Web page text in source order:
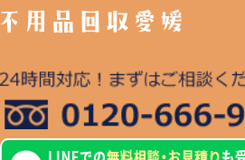
不用品回収愛媛